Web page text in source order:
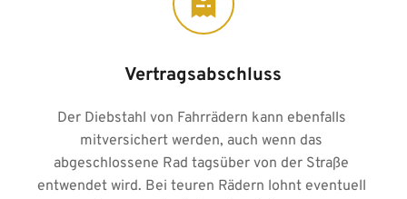
Vertragsabschluss
Der Diebstahl von Fahrrädern kann ebenfalls
mitversichert werden, auch wenn das
abgeschlossene Rad tagsüber von der Straße
entwendet wird. Bei teuren Rädern lohnt eventuell